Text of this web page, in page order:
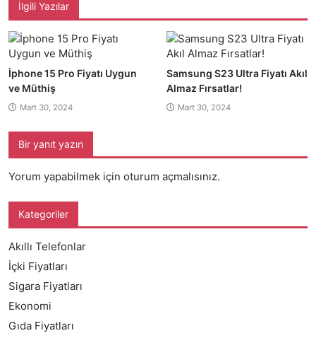
İlgili Yazılar
İphone 15 Pro Fiyatı Uygun
ve Müthiş
Mart 30, 2024
Samsung S23 Ultra Fiyatı Akıl
Almaz Fırsatlar!
Mart 30, 2024
Bir yanıt yazın
Yorum yapabilmek için oturum açmalısınız.
Kategoriler
Akıllı Telefonlar
İçki Fiyatları
Sigara Fiyatları
Ekonomi
Gıda Fiyatları